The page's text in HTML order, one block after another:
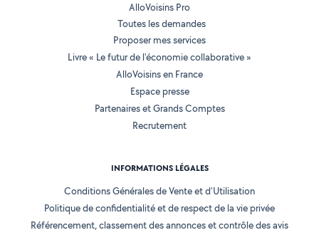
AlloVoisins Pro
Toutes les demandes
Proposer mes services
Livre « Le futur de l'économie collaborative »
AlloVoisins en France
Espace presse
Partenaires et Grands Comptes
Recrutement
INFORMATIONS LÉGALES
Conditions Générales de Vente et d'Utilisation
Politique de confidentialité et de respect de la vie privée
Référencement, classement des annonces et contrôle des avis